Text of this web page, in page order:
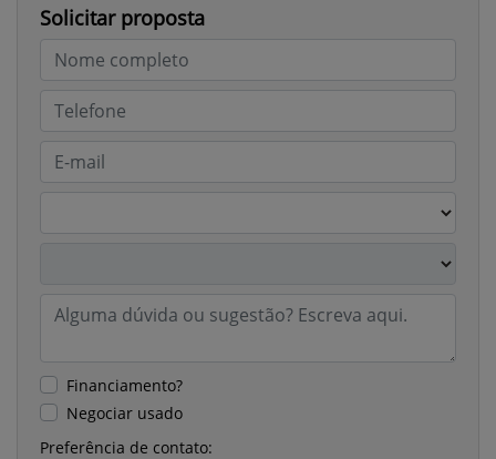
Solicitar proposta
Financiamento?
Negociar usado
Preferência de contato: